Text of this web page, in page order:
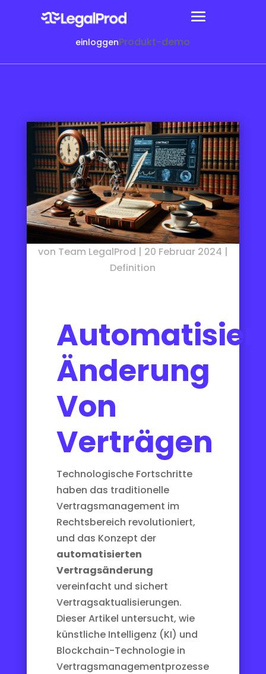
einloggenProdukt-demo
von Team LegalProd | 20 Februar 2024 |
Definition
Änderung
Von
Verträgen
Technologische Fortschritte
haben das traditionelle
Vertragsmanagement im
Rechtsbereich revolutioniert,
und das Konzept der
automatisierten
Vertragsänderung
vereinfacht und sichert
Vertragsaktualisierungen.
Dieser Artikel untersucht, wie
künstliche Intelligenz (KI) und
Blockchain-Technologie in
Vertragsmanagementprozesse